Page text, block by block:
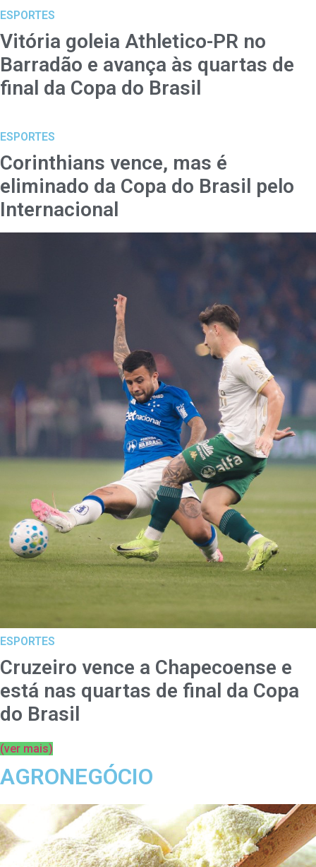
ESPORTES
Vitória goleia Athletico-PR no
Barradão e avança às quartas de
final da Copa do Brasil
ESPORTES
Corinthians vence, mas é
eliminado da Copa do Brasil pelo
Internacional
ESPORTES
Cruzeiro vence a Chapecoense e
está nas quartas de final da Copa
do Brasil
(ver mais)
AGRONEGÓCIO